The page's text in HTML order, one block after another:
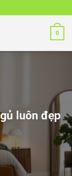
0
luôn đẹp